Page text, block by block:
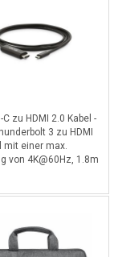
C zu HDMI 2.0 Kabel -
3 zu HDMI
mit einer max.
von 4K@60Hz, 1.8m